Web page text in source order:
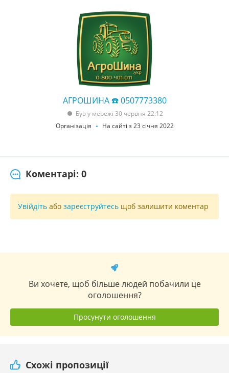
АГРОШИНА ☎️ 0507773380
Був у мережі 30 червня 22:12
Організація
На сайті з 23 січня 2022
Коментарі: 0
Увійдіть або зареєструйтесь щоб залишити коментар
Ви хочете, щоб більше людей побачили це
оголошення?
Просунути оголошення
Схожі пропозиції